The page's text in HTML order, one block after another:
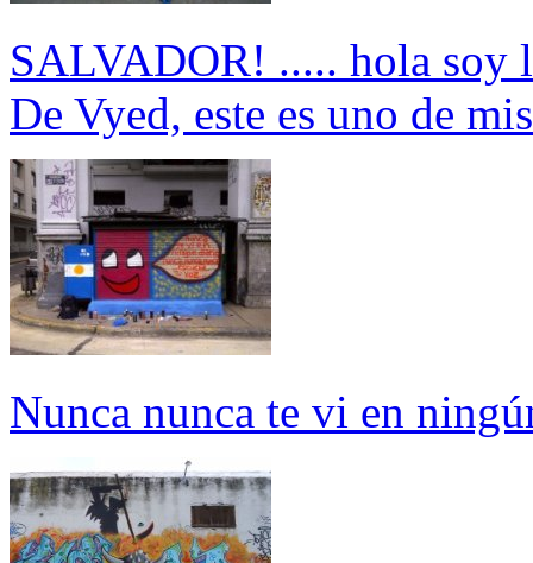
SALVADOR! ..... hola soy
De Vyed, este es uno de
Nunca nunca te vi en